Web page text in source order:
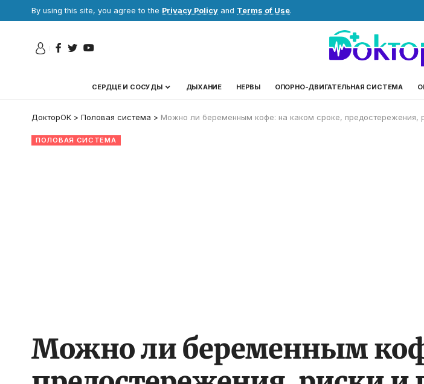
By using this site, you agree to the Privacy Policy and Terms of Use.
СЕРДЦЕ И СОСУДЫ ДЫХАНИЕ НЕРВЫ ОПОРНО-ДВИГАТЕЛЬНАЯ СИСТЕМА
ДокторОК > Половая система > Можно ли беременным кофе: на каком сроке, предостережения,
ПОЛОВАЯ СИСТЕМА
Можно ли беременным